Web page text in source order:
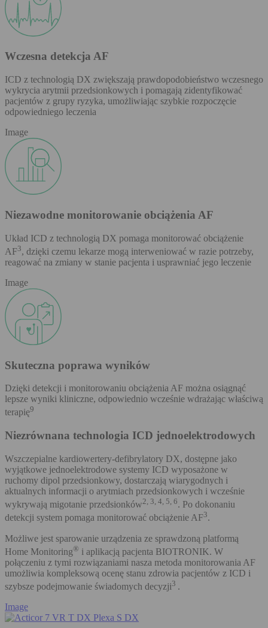
Wczesna detekcja AF
ICD z technologią DX zwiększają prawdopodobieństwo wczesnego
wykrycia arytmii przedsionkowych i pomagają zidentyfikować
pacjentów z grupy ryzyka, umożliwiając szybkie rozpoczęcie
odpowiedniego leczenia
Image
Niezawodne monitorowanie obciążenia AF
Układ ICD z technologią DX pomaga monitorować obciążenie
AF3, dzięki czemu lekarze mogą interweniować w razie potrzeby,
reagować na zmiany w stanie pacjenta i usprawniać jego leczenie
Image
Skuteczna poprawa wyników
Dzięki detekcji i monitorowaniu obciążenia AF można osiągnąć
lepsze wyniki kliniczne, odpowiednio wcześnie wdrażając właściwą
terapię9
Niezrównana technologia ICD jednoelektrodowych
Wszczepialne kardiowertery-defibrylatory DX, dostępne jako
wyjątkowe jednoelektrodowe systemy ICD wyposażone w
ruchomy dipol przedsionkowy, dostarczają wiarygodnych i
aktualnych informacji o arytmiach przedsionkowych i wcześnie
wykrywają migotanie przedsionków2, 3, 4, 5, 6. Po dokonaniu
detekcji system pomaga monitorować obciążenie AF3.
Możliwe jest sparowanie urządzenia ze sprawdzoną platformą
Home Monitoring® i aplikacją pacjenta BIOTRONIK. W
połączeniu z tymi rozwiązaniami nasza metoda monitorowania AF
umożliwia kompleksową ocenę stanu zdrowia pacjentów z ICD i
szybsze podejmowanie świadomych decyzji3 .
Image